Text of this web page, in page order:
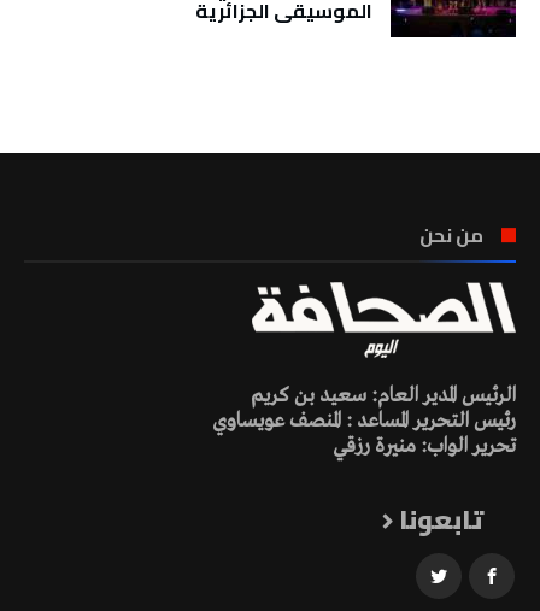
الموسيقى الجزائرية
من نحن
الرئيس المدير العام: سعيد بن كريم
رئيس التحرير المساعد : المنصف عويساوي
تحرير الواب: منيرة رزقي
تابعونا